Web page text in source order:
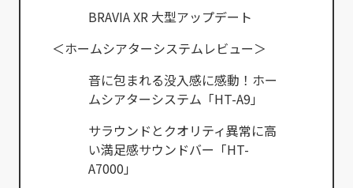
BRAVIA XR 大型アップデート
＜ホームシアターシステムレビュー＞
音に包まれる没入感に感動！ホー
ムシアターシステム「HT-A9」
サラウンドとクオリティ異常に高
い満足感サウンドバー「HT-
A7000」